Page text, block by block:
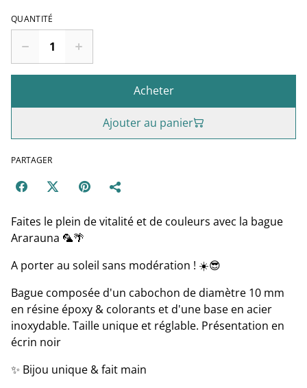
QUANTITÉ
Acheter
Ajouter au panier
PARTAGER
Faites le plein de vitalité et de couleurs avec la bague
Ararauna 🦜🌴
A porter au soleil sans modération ! ☀️😎
Bague composée d'un cabochon de diamètre 10 mm
en résine époxy & colorants et d'une base en acier
inoxydable. Taille unique et réglable. Présentation en
écrin noir
✨ Bijou unique & fait main